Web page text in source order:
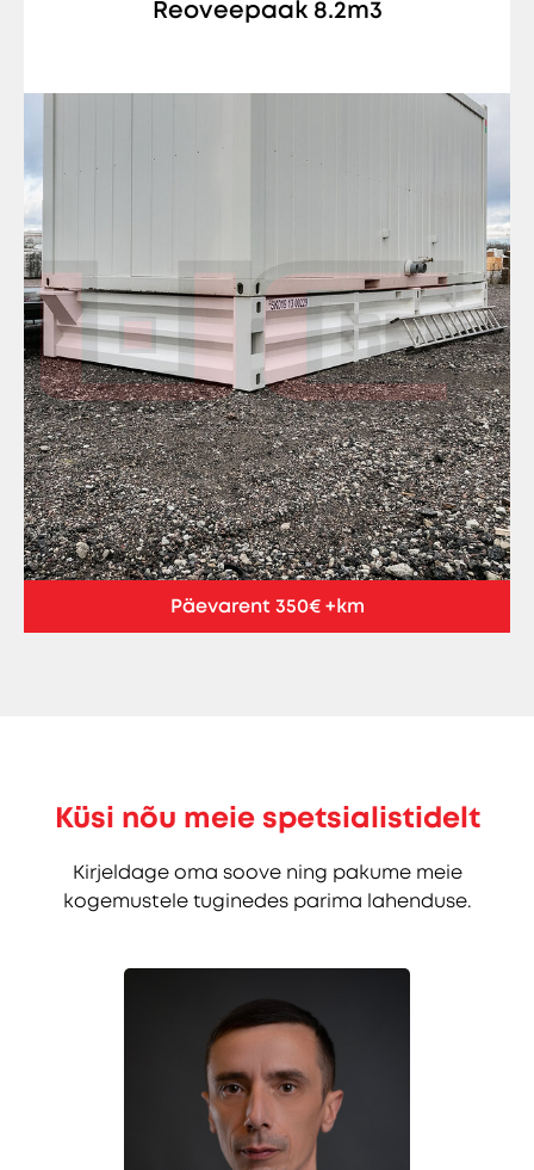
Reoveepaak 8.2m3
Päevarent 350€ +km
Küsi nõu meie spetsialistidelt
Kirjeldage oma soove ning pakume meie
kogemustele tuginedes parima lahenduse.